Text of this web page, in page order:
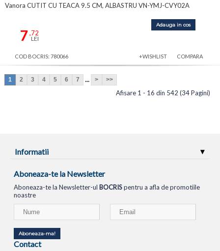
Vanora CUTIT CU TEACA 9.5 CM, ALBASTRU VN-YMJ-CVY02A
7,72
LEI
Adauga in cos
COD BOCRIS: 780066 +WISHLIST COMPARA
1 2 3 4 5 6 7 ... > >>
Afisare 1 - 16 din 542 (34 Pagini)
Informatii
Aboneaza-te la Newsletter
Aboneaza-te la Newsletter-ul BOCRISpentru a afla de promotiile
noastre
Aboneaza-ma!
Contact